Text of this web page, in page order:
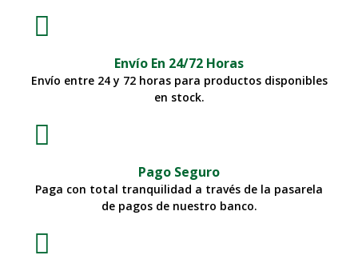
Envío En 24/72 Horas
Envío entre 24 y 72 horas para productos disponibles
en stock.
Pago Seguro
Paga con total tranquilidad a través de la pasarela
de pagos de nuestro banco.